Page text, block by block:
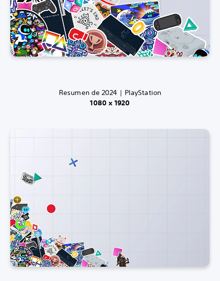
Resumen de 2024 | PlayStation
1080 x 1920